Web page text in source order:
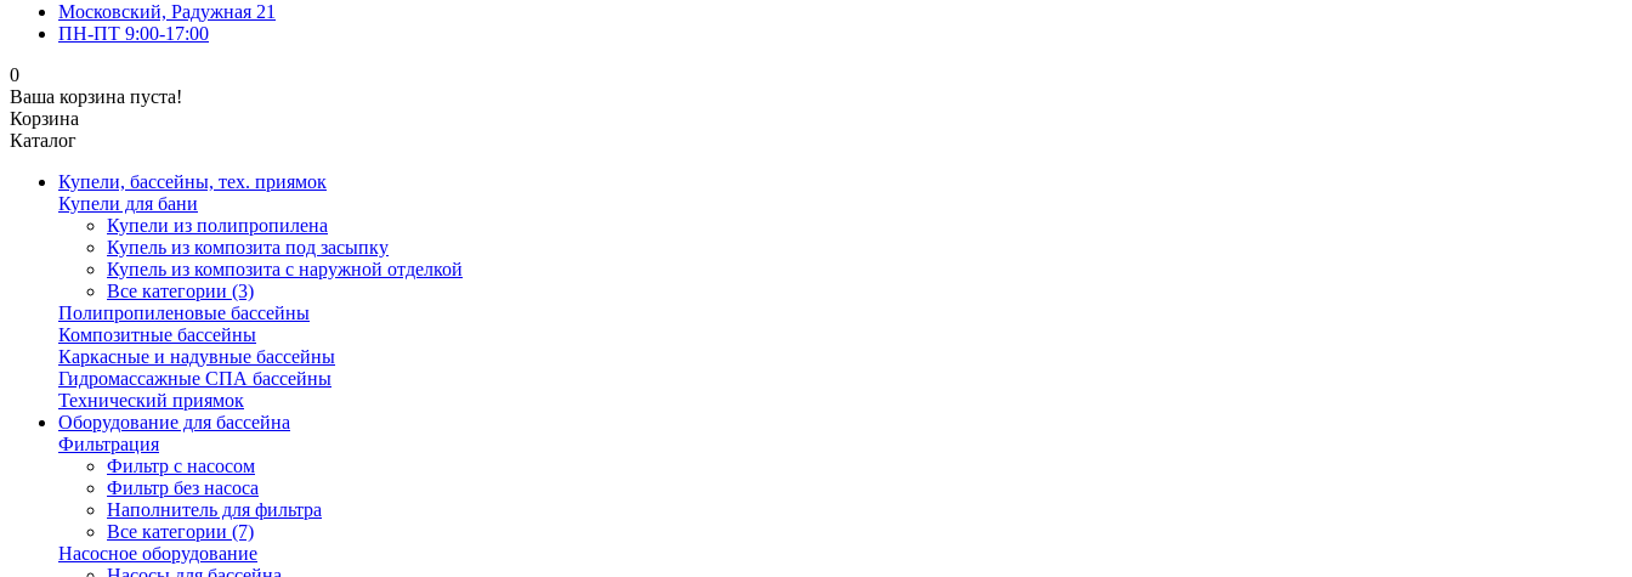
Московский, Радужная 21
ПН-ПТ 9:00-17:00
0
Ваша корзина пуста!
Корзина
Каталог
Купели, бассейны, тех. приямок
Купели для бани
Купели из полипропилена
Купель из композита под засыпку
Купель из композита с наружной отделкой
Все категории (3)
Полипропиленовые бассейны
Композитные бассейны
Каркасные и надувные бассейны
Гидромассажные СПА бассейны
Технический приямок
Оборудование для бассейна
Фильтрация
Фильтр с насосом
Фильтр без насоса
Наполнитель для фильтра
Все категории (7)
Насосное оборудование